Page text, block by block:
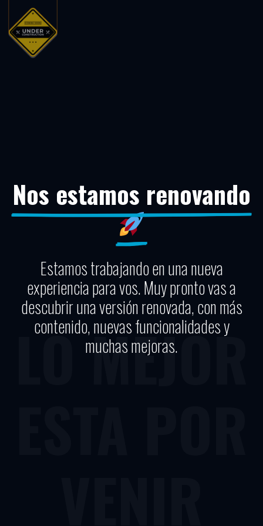
Nos estamos renovando
Estamos trabajando en una nueva
experiencia para vos. Muy pronto vas a
descubrir una versión renovada, con más
contenido, nuevas funcionalidades y
muchas mejoras.
LO MEJOR